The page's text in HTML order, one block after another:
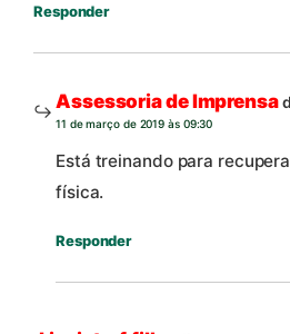
Responder
Assessoria de Imprensa
11 de março de 2019 às 09:30
Está treinando para
física.
Responder